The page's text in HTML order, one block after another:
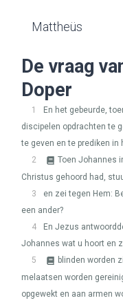
Mattheüs
De vraag
Doper
1
En het gebeurde,
discipelen opdrachten te
te geven en te prediken in
2
Toen Johannes
Christus gehoord had,
3
en zei tegen Hem:
een ander?
4
En Jezus
Johannes wat u hoort en
5
blinden worden
melaatsen worden
opgewekt en aan armen